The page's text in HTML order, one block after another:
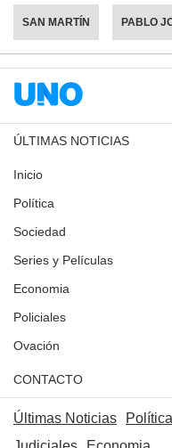
SAN MARTÍN PABLO
ÚLTIMAS NOTICIAS
Inicio
Política
Sociedad
Series y Películas
Economia
Policiales
Ovación
CONTACTO
Últimas Noticias Política